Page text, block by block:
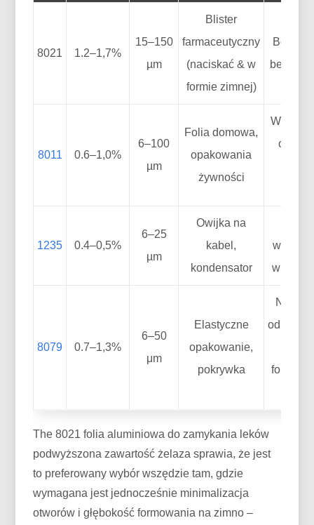
8021 1.2–1,7%
15–150
µm
Blister
farmaceutyczny
(naciskać & w
formie zimnej)
bez
8011 0.6–1,0%
6–100
µm
Folia domowa,
opakowania
żywności
1235 0.4–0,5%
6–25
µm
Owijka na
kabel,
kondensator
więcej
8079 0.7–1,3%
6–50
μm
Elastyczne
opakowanie,
pokrywka
Nieco
The 8021 folia aluminiowa do zamykania leków
podwyższona zawartość żelaza sprawia, że ​​jest
to preferowany wybór wszędzie tam, gdzie
wymagana jest jednocześnie minimalizacja
otworów i głębokość formowania na zimno –